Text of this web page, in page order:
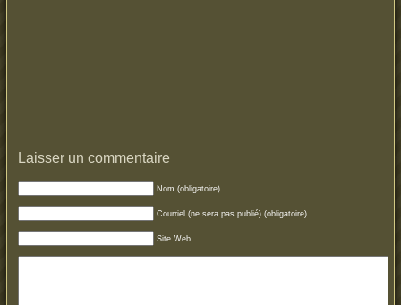
Laisser un commentaire
Nom (obligatoire)
Courriel (ne sera pas publié) (obligatoire)
Site Web